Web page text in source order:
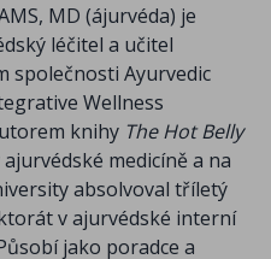
MD (ájurvéda) je
léčitel a učitel
společnosti Ayurvedic
Wellness
knihy The Hot Belly
medicíně a na
absolvoval tříletý
v ajurvédské interní
jako poradce a